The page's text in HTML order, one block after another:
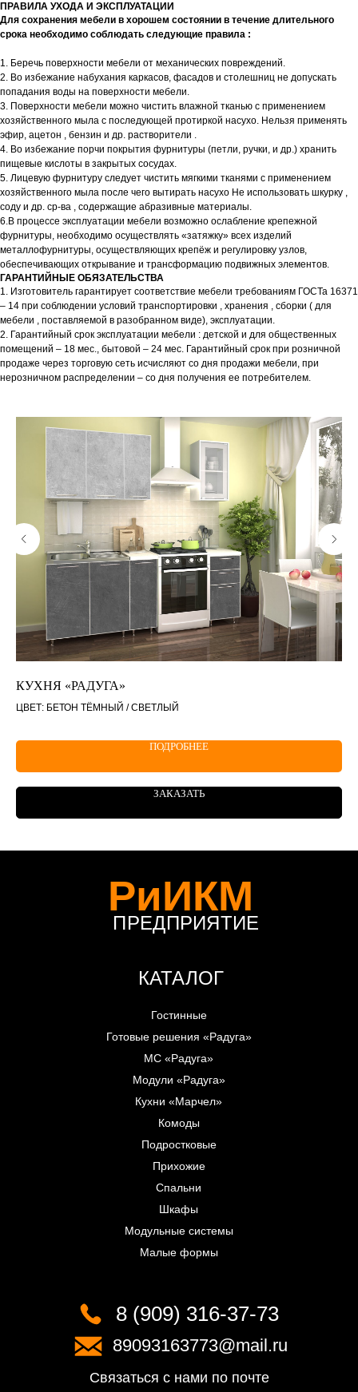
ПРАВИЛА УХОДА И ЭКСПЛУАТАЦИИ
Для сохранения мебели в хорошем состоянии в течение длительного
срока необходимо соблюдать следующие правила :
1. Беречь поверхности мебели от механических повреждений.
2. Во избежание набухания каркасов, фасадов и столешниц не допускать
попадания воды на поверхности мебели.
3. Поверхности мебели можно чистить влажной тканью с применением
хозяйственного мыла с последующей протиркой насухо. Нельзя применять
эфир, ацетон , бензин и др. растворители .
4. Во избежание порчи покрытия фурнитуры (петли, ручки, и др.) хранить
пищевые кислоты в закрытых сосудах.
5. Лицевую фурнитуру следует чистить мягкими тканями с применением
хозяйственного мыла после чего вытирать насухо Не использовать шкурку ,
соду и др. ср-ва , содержащие абразивные материалы.
6.В процессе эксплуатации мебели возможно ослабление крепежной
фурнитуры, необходимо осуществлять «затяжку» всех изделий
металлофурнитуры, осуществляющих крепёж и регулировку узлов,
обеспечивающих открывание и трансформацию подвижных элементов.
ГАРАНТИЙНЫЕ ОБЯЗАТЕЛЬСТВА
1. Изготовитель гарантирует соответствие мебели требованиям ГОСТа 16371
– 14 при соблюдении условий транспортировки , хранения , сборки ( для
мебели , поставляемой в разобранном виде), эксплуатации.
2. Гарантийный срок эксплуатации мебели : детской и для общественных
помещений – 18 мес., бытовой – 24 мес. Гарантийный срок при розничной
продаже через торговую сеть исчисляют со дня продажи мебели, при
нерозничном распределении – со дня получения ее потребителем.
КУХНЯ «РАДУГА»
ЦВЕТ: БЕТОН ТЁМНЫЙ / СВЕТЛЫЙ
ПОДРОБНЕЕ
ЗАКАЗАТЬ
КАТАЛОГ
Гостинные
РиИКМ
ПРЕДПРИЯТИЕ
Готовые решения «Радуга»
МС «Радуга»
Модули «Радуга»
Комоды
Подростковые
Прихожие
Спальни
Шкафы
Модульные системы
Малые формы
Кухни «Марчел»
8 (909) 316-37-73
89093163773@mail.ru
Связаться с нами по почте